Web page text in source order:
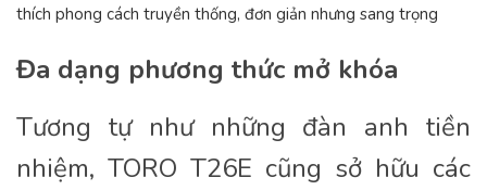
thích phong cách truyền thống, đơn giản nhưng sang trọng
Đa dạng phương thức mở khóa
Tương tự như những đàn anh tiền
nhiệm, TORO T26E cũng sở hữu các